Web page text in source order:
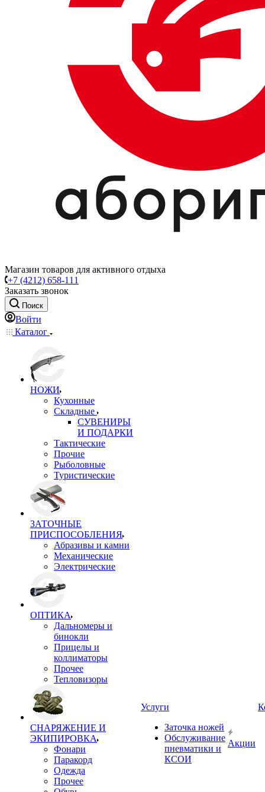
Магазин товаров для активного отдыха
+7 (4212) 658-111
Заказать звонок
Поиск
Войти
Каталог
НОЖИ
Кухонные
Складные
СУВЕНИРЫ
И ПОДАРКИ
Тактические
Прочие
Рыболовные
Туристические
ЗАТОЧНЫЕ
ПРИСПОСОБЛЕНИЯ
Абразивы и камни
Механические
Электрические
ОПТИКА
Дальномеры и
бинокли
Прицелы и
коллиматоры
Прочее
Тепловизоры
СНАРЯЖЕНИЕ И
ЭКИПИРОВКА
Фонари
Паракорд
Одежда
Прочее
Услуги
Заточка ножей
Обслуживание
пневматики и
КСОИ
Акции